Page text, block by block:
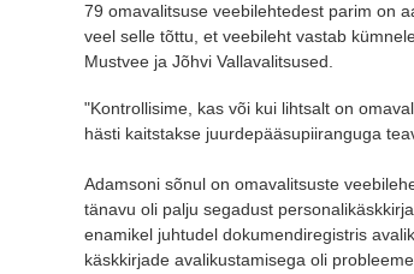
79 omavalitsuse veebilehtedest parim on
veel selle tõttu, et veebileht vastab
Mustvee ja Jõhvi Vallavalitsused.
"Kontrollisime, kas või kui lihtsalt on
hästi kaitstakse juurdepääsupiiranguga
Adamsoni sõnul on omavalitsuste
tänavu oli palju segadust
enamikel juhtudel dokumendiregistris
käskkirjade avalikustamisega oli